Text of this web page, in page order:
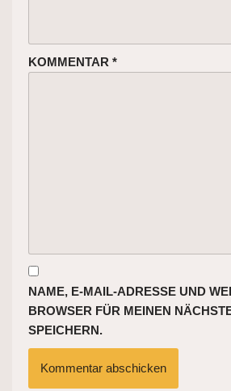
KOMMENTAR *
NAME, E-MAIL-ADRESSE UND
BROWSER FÜR MEINEN
SPEICHERN.